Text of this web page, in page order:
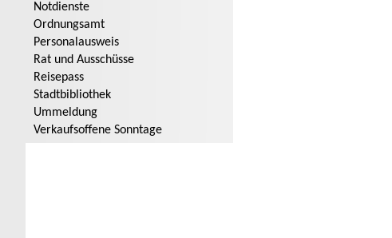
Notdienste
Ordnungsamt
Personalausweis
Rat und Ausschüsse
Reisepass
Stadtbibliothek
Ummeldung
Verkaufsoffene Sonntage